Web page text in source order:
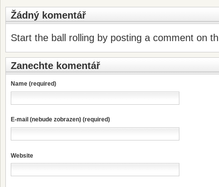
Žádný komentář
Start the ball rolling by posting a comment on
Zanechte komentář
Name (required)
E-mail (nebude zobrazen) (required)
Website